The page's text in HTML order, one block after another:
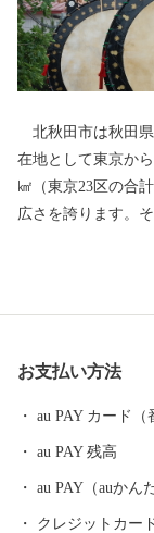
北秋田市は秋田
在地として東京か
㎢（東京23区の合
広さを誇ります。
数えられる『森吉
ギ発祥の地として
内を走る「秋田内
雄大な山々が広が
線にある前田南駅
モデルということ
お支払い方法
au PAY カード（
au PAY 残高
au PAY（auかん
クレジットカー